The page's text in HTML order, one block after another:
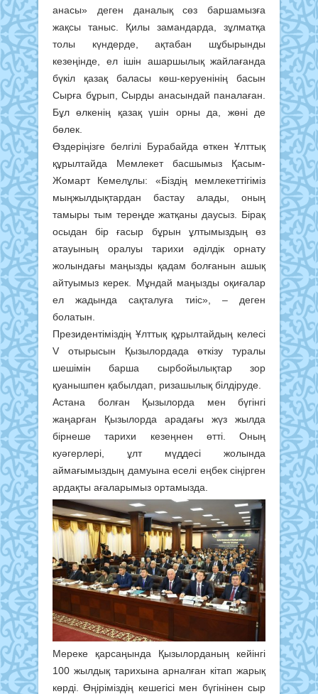
анасы» деген даналық сөз баршамызға
жақсы таныс. Қилы замандарда, зұлматқа
толы күндерде, ақтабан шұбырынды
кезеңінде, ел ішін ашаршылық жайлағанда
бүкіл қазақ баласы көш-керуенінің басын
Сырға бұрып, Сырды анасындай паналаған.
Бұл өлкенің қазақ үшін орны да, жөні де
бөлек.
Өздеріңізге белгілі Бурабайда өткен Ұлттық
құрылтайда Мемлекет басшымыз Қасым-
Жомарт Кемелұлы: «Біздің мемлекеттігіміз
мыңжылдықтардан бастау алады, оның
тамыры тым тереңде жатқаны даусыз. Бірақ
осыдан бір ғасыр бұрын ұлтымыздың өз
атауының оралуы тарихи әділдік орнату
жолындағы маңызды қадам болғанын ашық
айтуымыз керек. Мұндай маңызды оқиғалар
ел жадында сақталуға тиіс», – деген
болатын.
Президентіміздің Ұлттық құрылтайдың келесі
V отырысын Қызылордада өткізу туралы
шешімін барша сырбойылықтар зор
қуанышпен қабылдап, ризашылық білдіруде.
Астана болған Қызылорда мен бүгінгі
жаңарған Қызылорда арадағы жүз жылда
бірнеше тарихи кезеңнен өтті. Оның
куәгерлері, ұлт мүддесі жолында
аймағымыздың дамуына еселі еңбек сіңірген
ардақты ағаларымыз ортамызда.
Мереке қарсаңында Қызылорданың кейінгі
100 жылдық тарихына арналған кітап жарық
көрді. Өңіріміздің кешегісі мен бүгінінен сыр